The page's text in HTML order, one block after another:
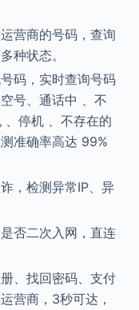
营商的号码，查询
种状态。
号码，实时查询号码
号、通话中 、不
停机 、不存在的
准确率高达 99%
诈，检测异常IP、异
否二次入网，直连
、找回密码、支付
营商，3秒可达，